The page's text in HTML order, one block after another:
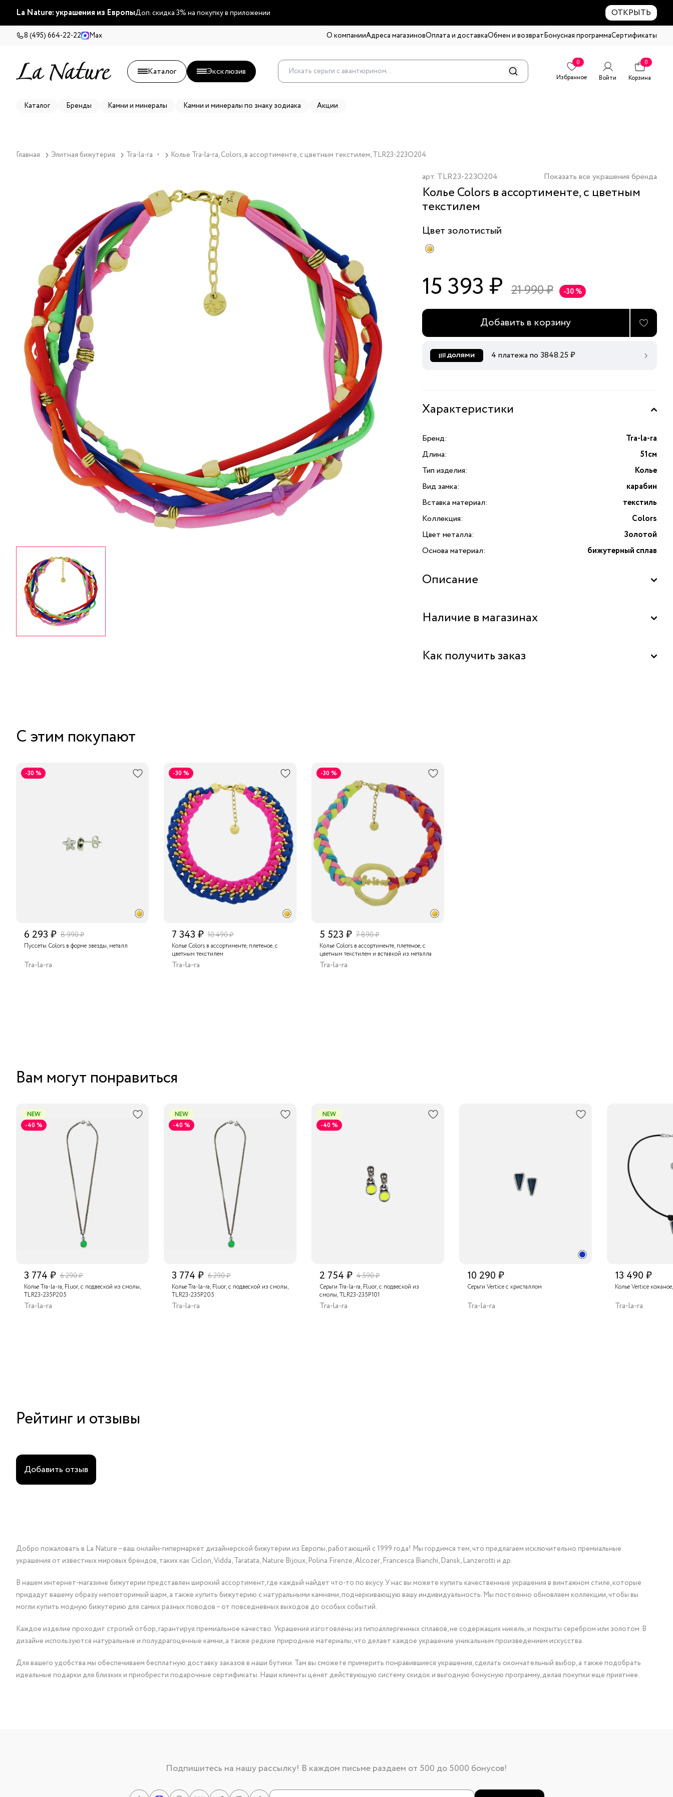
La Nature: украшения из ЕвропыДоп. скидка 3% на покупку в приложении ОТКРЫТЬ
8 (495) 664-22-22 Max О компанииАдреса магазиновОплата и доставкаОбмен и возвратБонусная программаСертификаты
Каталог Эксклюзив
0
Избранное
Войти
0
Корзина
Каталог Бренды Камни и минералы Камни и минералы по знаку зодиака Акции
Главная Элитная бижутерия Tra-la-ra ▼ Колье Tra-la-ra, Colors, в ассортименте, с цветным текстилем, TLR23-223O204
арт. TLR23-223O204 Показать все украшения бренда
Колье Colors в ассортименте, с цветным
текстилем
Цвет золотистый
15 393 ₽ 21 990 ₽ -30 %
Добавить в корзину
4 платежа по 3848.25 ₽
Характеристики
Бренд:
Tra-la-ra
Длина:
51см
Тип изделия:
Колье
Вид замка:
карабин
Вставка материал:
текстиль
Коллекция:
Colors
Цвет металла:
Золотой
Основа материал:
бижутерный сплав
Описание
Наличие в магазинах
Бутик "La Nature" в ТЦ "Калужский", Москва
Как получить заказ
Подробнее о сроках доставки
С этим покупают
-30 %
6 293 ₽ 8 990 ₽
Пуссеты Colors в форме звезды, металл
Tra-la-ra
-30 %
7 343 ₽ 10 490 ₽
Колье Colors в ассортименте, плетеное, с
цветным текстилем
Tra-la-ra
-30 %
5 523 ₽ 7 890 ₽
Колье Colors в ассортименте, плетеное, с
цветным текстилем и вставкой из металла
Tra-la-ra
Вам могут понравиться
NEW
-40 %
3 774 ₽ 6 290 ₽
Колье Tra-la-ra, Fluor, с подвеской из смолы,
TLR23-235P205
Tra-la-ra
NEW
-40 %
3 774 ₽ 6 290 ₽
Колье Tra-la-ra, Fluor, с подвеской из смолы,
TLR23-235P205
Tra-la-ra
NEW
-40 %
2 754 ₽ 4 590 ₽
Серьги Tra-la-ra, Fluor, с подвеской из
смолы, TLR23-235P101
Tra-la-ra
10 290 ₽
Серьги Vertice с кристаллом
Tra-la-ra
13 490 ₽
Колье Vertice
Tra-la-ra
Рейтинг и отзывы
Добавить отзыв
Добро пожаловать в La Nature – ваш онлайн-гипермаркет дизайнерской бижутерии из Европы, работающий с 1999 года! Мы гордимся тем, что предлагаем исключительно премиальные
украшения от известных мировых брендов, таких как Ciclon, Vidda, Taratata, Nature Bijoux, Polina Firenze, Alcozer, Francesca Bianchi, Dansk, Lanzerotti и др.
В нашем интернет-магазине бижутерии представлен широкий ассортимент, где каждый найдет что-то по вкусу. У нас вы можете купить качественные украшения в винтажном стиле, которые
придадут вашему образу неповторимый шарм, а также купить бижутерию с натуральными камнями, подчеркивающую вашу индивидуальность. Мы постоянно обновляем коллекции, чтобы вы
могли купить модную бижутерию для самых разных поводов – от повседневных выходов до особых событий.
Каждое изделие проходит строгий отбор, гарантируя премиальное качество. Украшения изготовлены из гипоаллергенных сплавов, не содержащих никель, и покрыты серебром или золотом. В
дизайне используются натуральные и полудрагоценные камни, а также редкие природные материалы, что делает каждое украшение уникальным произведением искусства.
Для вашего удобства мы обеспечиваем бесплатную доставку заказов в наши бутики. Там вы сможете примерить понравившиеся украшения, сделать окончательный выбор, а также подобрать
идеальные подарки для близких и приобрести подарочные сертификаты. Наши клиенты ценят действующую систему скидок и выгодную бонусную программу, делая покупки еще приятнее.
Подпишитесь на нашу рассылку! В каждом письме раздаем от 500 до 5000 бонусов!